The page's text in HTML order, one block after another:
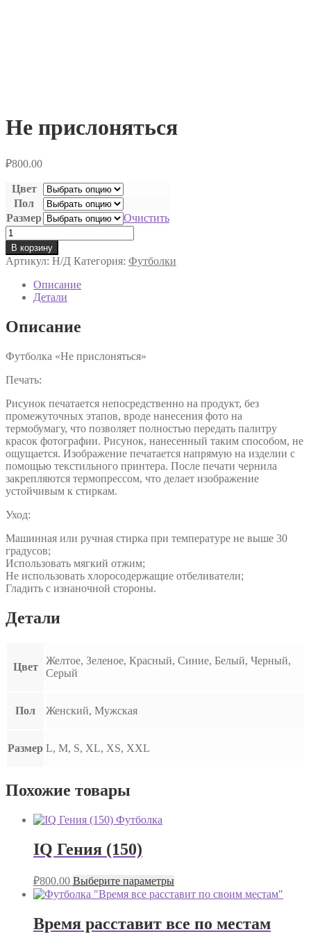
Не прислоняться
₽800.00
Цвет
Пол
Размер
Очистить
Количество
товара
Не
прислоняться
В корзину
Артикул: Н/Д Категория: Футболки
Описание
Детали
Описание
Футболка «Не прислоняться»
Печать:
Рисунок печатается непосредственно на продукт, без
промежуточных этапов, вроде нанесения фото на
термобумагу, что позволяет полностью передать палитру
красок фотографии. Рисунок, нанесенный таким способом, не
ощущается. Изображение печатается напрямую на изделии с
помощью текстильного принтера. После печати чернила
закрепляются термопрессом, что делает изображение
устойчивым к стиркам.
Уход:
Машинная или ручная стирка при температуре не выше 30
градусов;
Использовать мягкий отжим;
Не использовать хлоросодержащие отбеливатели;
Гладить с изнаночной стороны.
Детали
Цвет
Желтое, Зеленое, Красный, Синие, Белый, Черный,
Серый
Пол Женский, Мужская
Размер L, M, S, XL, XS, XXL
Похожие товары
IQ Гения (150)
₽800.00 Выберите параметры
Время расставит все по местам